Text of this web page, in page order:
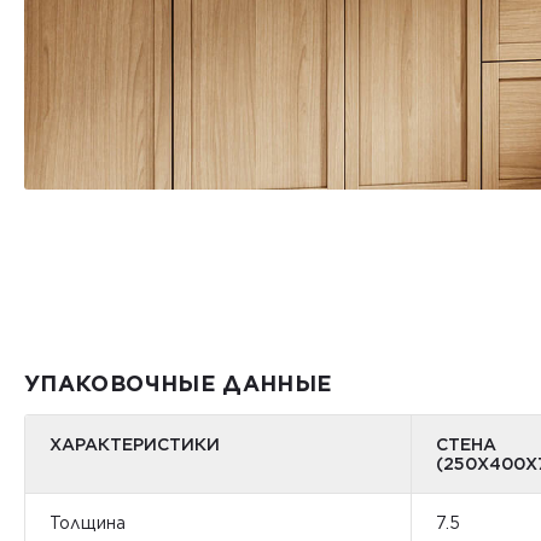
УПАКОВОЧНЫЕ ДАННЫЕ
ХАРАКТЕРИСТИКИ
СТЕНА
Толщина 7.5